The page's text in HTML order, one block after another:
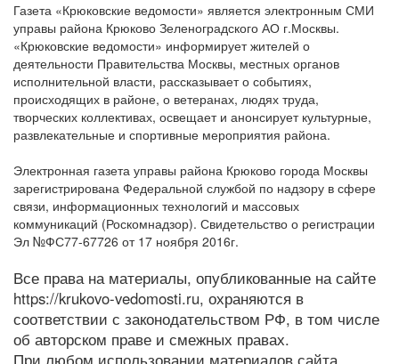
Газета «Крюковские ведомости» является электронным СМИ
управы района Крюково Зеленоградского АО г.Москвы.
«Крюковские ведомости» информирует жителей о
деятельности Правительства Москвы, местных органов
исполнительной власти, рассказывает о событиях,
происходящих в районе, о ветеранах, людях труда,
творческих коллективах, освещает и анонсирует культурные,
развлекательные и спортивные мероприятия района.
Электронная газета управы района Крюково города Москвы
зарегистрирована Федеральной службой по надзору в сфере
связи, информационных технологий и массовых
коммуникаций (Роскомнадзор). Свидетельство о регистрации
Эл №ФС77-67726 от 17 ноября 2016г.
Все права на материалы, опубликованные на сайте
https://krukovo-vedomosti.ru, охраняются в
соответствии с законодательством РФ, в том числе
об авторском праве и смежных правах.